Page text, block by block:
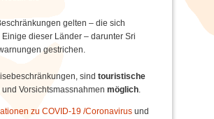
gelten – die sich
dieser Länder – darunter Sri
gestrichen.
sind touristische
Vorsichtsmassnahmen möglich.
zu COVID-19 /Coronavirus und